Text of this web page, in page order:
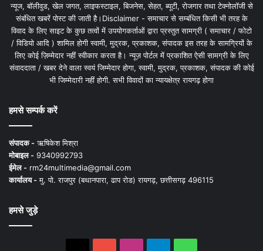
न्यूज, बॉलीवुड, खेल जगत, लाइफस्टाइल, बिजनेस, सेहत, ब्यूटी, रोजगार तथा टेक्नोलॉजी से
संबंधित खबरें पोस्ट की जाती है।Disclaimer - समाचार से सम्बंधित किसी भी तरह के
विवाद के लिए साइट के कुछ तत्वों में उपयोगकर्ताओं द्वारा प्रस्तुत सामग्री ( समाचार / फोटो
/ विडियो आदि ) शामिल होगी स्वामी, मुद्रक, प्रकाशक, संपादक इस तरह के सामग्रियों के
लिए कोई ज़िम्मेदार नहीं स्वीकार करता है। न्यूज़ पोर्टल में प्रकाशित ऐसी सामग्री के लिए
संवाददाता / खबर देने वाला स्वयं जिम्मेदार होगा, स्वामी, मुद्रक, प्रकाशक, संपादक की कोई
भी जिम्मेदारी नहीं होगी. सभी विवादों का न्यायक्षेत्र रायगढ़ होगा
हमसे सम्पर्क करें
संपादक -ऋषिकेश मिश्रा
मोबाइल - 9340992793
ईमेल - rm24multimedia@gmail.com
कार्यालय -मु. पो. राजपुर (बथानपारा, ढाप रोड) रायगढ़, छत्तीसगढ़ 496115
हमसे जुड़े